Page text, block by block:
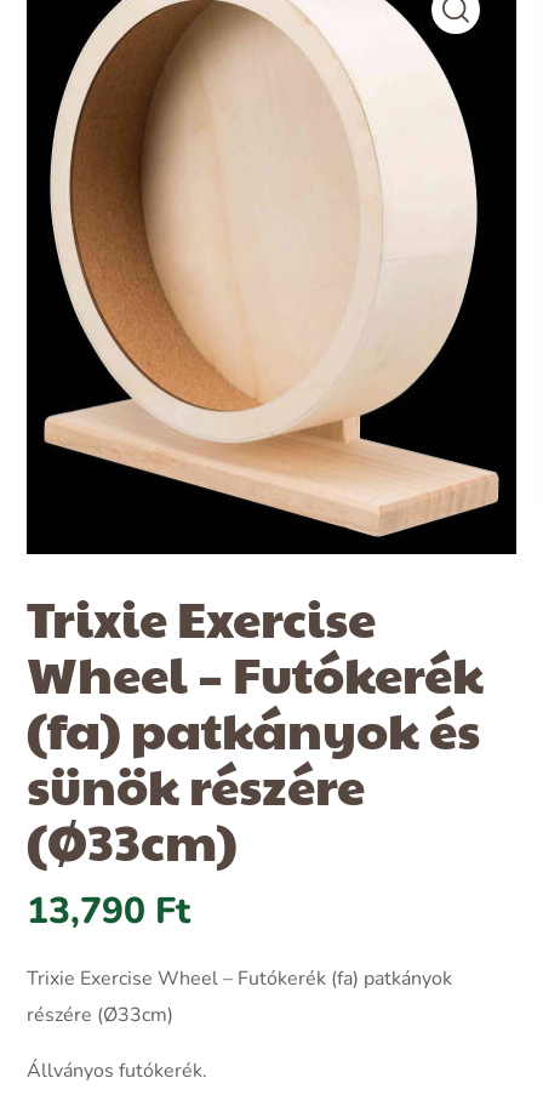
Trixie Exercise
Wheel – Futókerék
(fa) patkányok és
sünök részére
(Ø33cm)
13,790 Ft
Trixie Exercise Wheel – Futókerék (fa) patkányok
részére (Ø33cm)
Állványos futókerék.